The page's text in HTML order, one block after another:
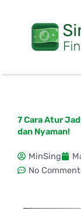
7 Cara Atur
dan Nyaman!
MinSing
No